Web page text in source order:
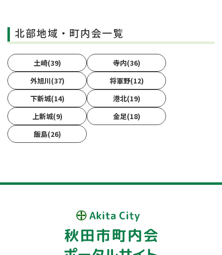
北部地域・町内会一覧
土崎(39)
寺内(36)
外旭川(37)
将軍野(12)
下新城(14)
港北(19)
上新城(9)
金足(18)
飯島(26)